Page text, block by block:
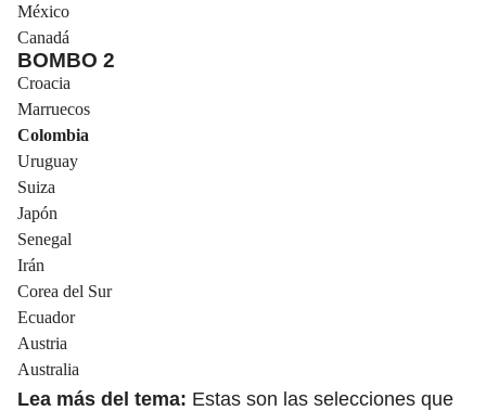
México
Canadá
BOMBO 2
Croacia
Marruecos
Colombia
Uruguay
Suiza
Japón
Senegal
Irán
Corea del Sur
Ecuador
Austria
Australia
Lea más del tema: Estas son las selecciones que